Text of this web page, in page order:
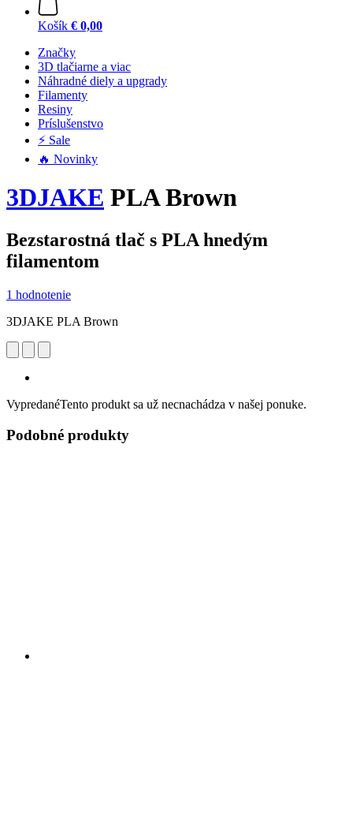
Košík € 0,00
Značky
3D tlačiarne a viac
Náhradné diely a upgrady
Filamenty
Resiny
Príslušenstvo
⚡ Sale
🔥 Novinky
3DJAKE PLA Brown
Bezstarostná tlač s PLA hnedým
filamentom
1 hodnotenie
3DJAKE PLA Brown
VypredanéTento produkt sa už necnachádza v našej ponuke.
Podobné produkty